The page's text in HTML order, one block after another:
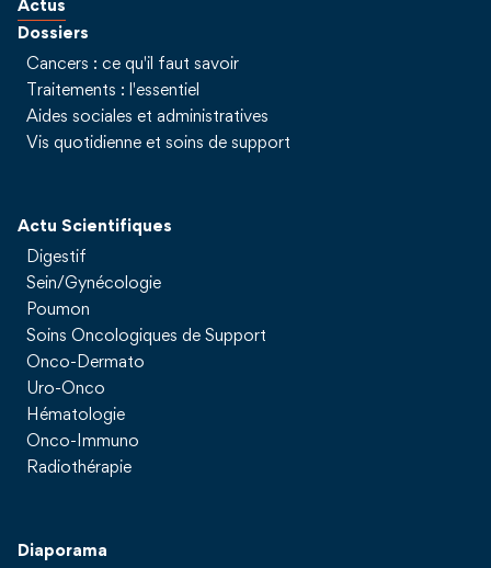
Actus
Dossiers
Cancers : ce qu'il faut savoir
Traitements : l'essentiel
Aides sociales et administratives
Vis quotidienne et soins de support
Actu Scientifiques
Digestif
Sein/Gynécologie
Poumon
Soins Oncologiques de Support
Onco-Dermato
Uro-Onco
Hématologie
Onco-Immuno
Radiothérapie
Diaporama